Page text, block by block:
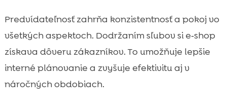
Predvídateľnosť zahrňa konzistentnosť a pokoj vo
všetkých aspektoch. Dodržaním sľubov si e‑shop
získava dôveru zákazníkov. To umožňuje lepšie
interné plánovanie a zvyšuje efektivitu aj v
náročných obdobiach.